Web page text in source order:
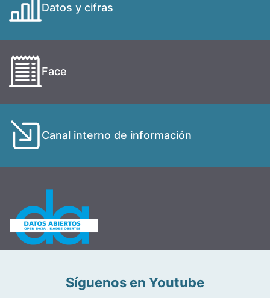
Datos y cifras
Face
Canal interno de información
Síguenos en Youtube